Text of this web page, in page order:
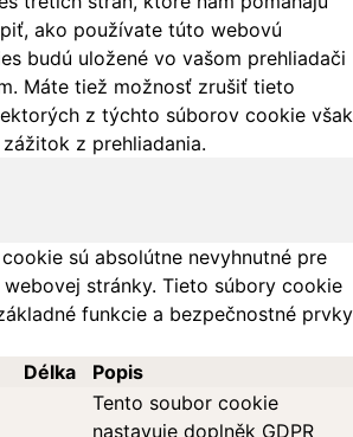
ako používate túto webovú
budú uložené vo vašom prehliadači
Máte tiež možnosť zrušiť tieto
z týchto súborov cookie však
z prehliadania.
sú absolútne nevyhnutné pre
stránky. Tieto súbory cookie
funkcie a bezpečnostné prvky
Délka Popis
Tento soubor cookie
nastavuje doplněk GDPR